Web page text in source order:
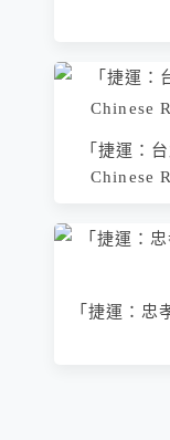
「捷運：
Chinese
「捷運：